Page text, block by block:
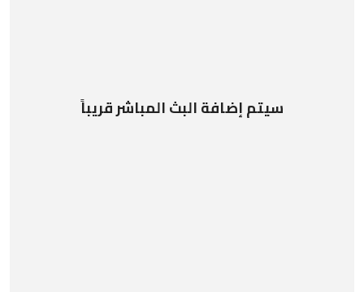
سيتم إضافة البث المباشر قريباً